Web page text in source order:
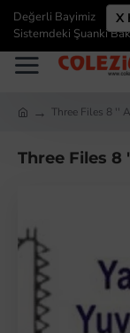
ÜYE GIRIŞI ÜYE
X
Değerli Bayimiz
Sistemdeki Şuanki
Three Files 8 ''
Three Files 8